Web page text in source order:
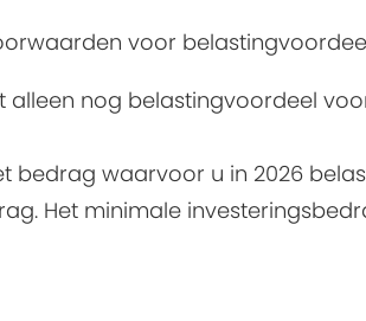
voor
alleen nog belastingvoordeel
bedrag waarvoor u in 2026
Het minimale